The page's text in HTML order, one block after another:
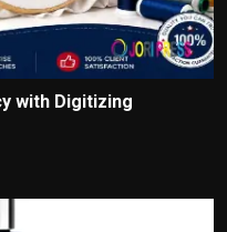
with Digitizing